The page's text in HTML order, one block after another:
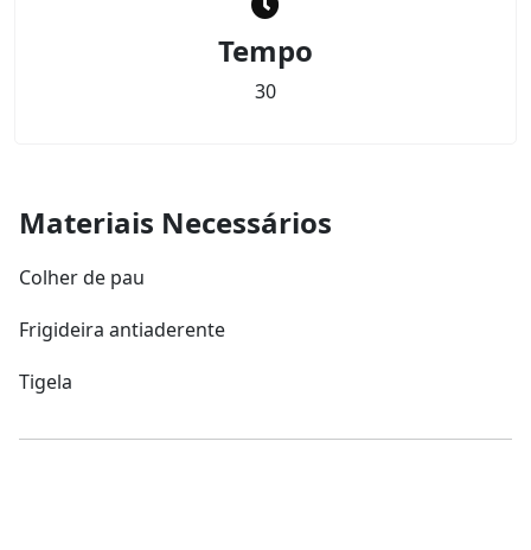
Tempo
30
Materiais Necessários
Colher de pau
Frigideira antiaderente
Tigela